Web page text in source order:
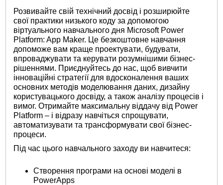
Розвивайте свій технічний досвід і розширюйте
свої практики низького коду за допомогою
віртуального навчального дня Microsoft Power
Platform: App Maker. Це безкоштовне навчання
допоможе вам краще проектувати, будувати,
впроваджувати та керувати розумнішими бізнес-
рішеннями. Приєднуйтесь до нас, щоб вивчити
інноваційні стратегії для вдосконалення ваших
основних методів моделювання даних, дизайну
користувацького досвіду, а також аналізу процесів і
вимог. Отримайте максимальну віддачу від Power
Platform – і відразу навчіться спрощувати,
автоматизувати та трансформувати свої бізнес-
процеси.
Під час цього навчального заходу ви навчитеся:
Створення програми на основі моделі в
PowerApps